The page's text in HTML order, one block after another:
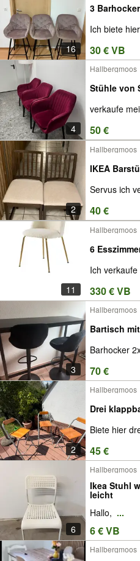
16
3
Ich biete
30 € VB
4
Hallbergmoos
Stühle von
verkaufe
50 €
2
Hallbergmoos
IKEA
Servus ich
40 €
11
Hallbergmoos
6
Ich
330 € VB
3
Hallbergmoos
Bartisch
Barhocker
70 €
2
Hallbergmoos
Drei
Biete hier
45 €
6
Hallbergmoos
Ikea Stuhl
leicht
Hallo, ...
6 € VB
Hallbergmoos